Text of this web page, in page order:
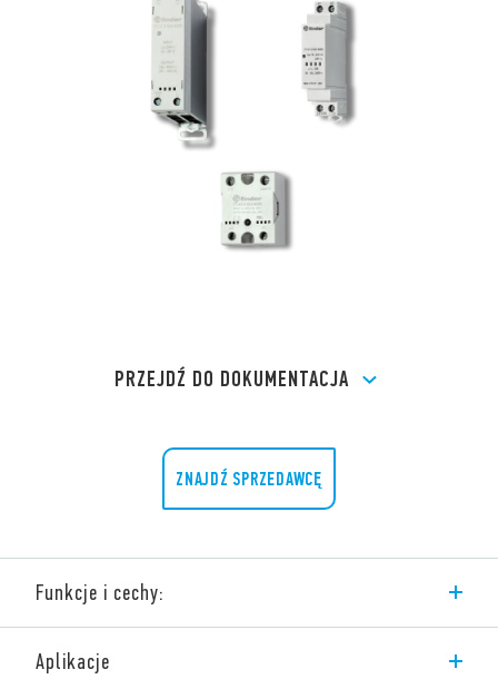
PRZEJDŹ DO DOKUMENTACJA
ZNAJDŹ SPRZEDAWCĘ
Funkcje i cechy:
Seria 77 obejmuje szeroką gamę różnych wykonań
Aplikacje